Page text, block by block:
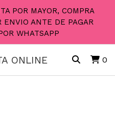
POR MAYOR, COMPRA
ANTE DE PAGAR
WHATSAPP
ONLINE 0